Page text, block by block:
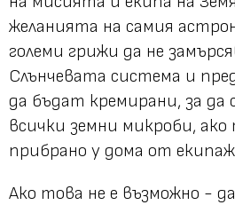
желанията на самия
големи грижи да не
Слънчевата система и
да бъдат кремирани, за
всички земни микроби,
прибрано у дома от
Ако това не е възможно -